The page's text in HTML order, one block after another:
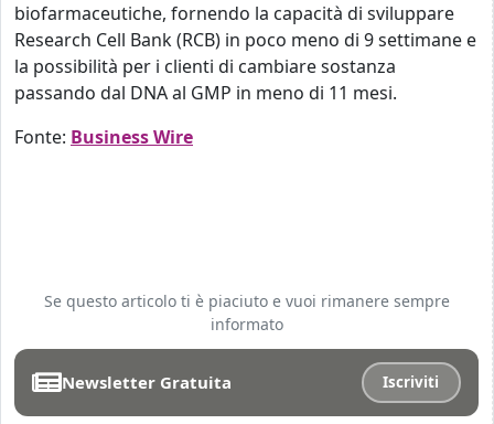
biofarmaceutiche, fornendo la capacità di sviluppare
Research Cell Bank (RCB) in poco meno di 9 settimane e
la possibilità per i clienti di cambiare sostanza
passando dal DNA al GMP in meno di 11 mesi.
Fonte: Business Wire
Se questo articolo ti è piaciuto e vuoi rimanere sempre
informato
Newsletter Gratuita Iscriviti